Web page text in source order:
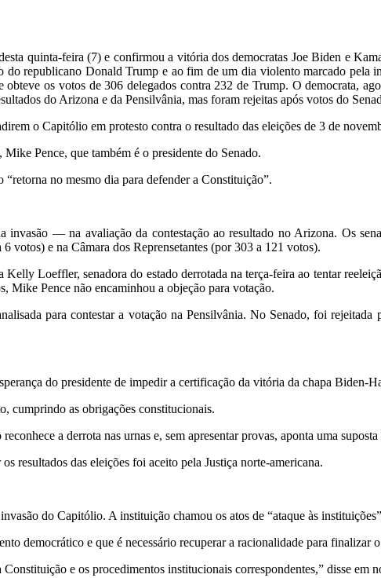
quinta-feira (7) e confirmou a vitória dos democratas Joe Biden e
do republicano Donald Trump e ao fim de um dia violento marcado pela
os votos de 306 delegados contra 232 de Trump. O democrata,
do Arizona e da Pensilvânia, mas foram rejeitas após votos do
o Capitólio em protesto contra o resultado das eleições de 3 de
Pence, que também é o presidente do Senado.
no mesmo dia para defender a Constituição”.
— na avaliação da contestação ao resultado no Arizona. Os
votos) e na Câmara dos Reprensetantes (por 303 a 121 votos).
Loeffler, senadora do estado derrotada na terça-feira ao tentar
Mike Pence não encaminhou a objeção para votação.
para contestar a votação na Pensilvânia. No Senado, foi
do presidente de impedir a certificação da vitória da chapa Biden-
cumprindo as obrigações constitucionais.
a derrota nas urnas e, sem apresentar provas, aponta uma
resultados das eleições foi aceito pela Justiça norte-americana.
do Capitólio. A instituição chamou os atos de “ataque às
democrático e que é necessário recuperar a racionalidade para finalizar
e os procedimentos institucionais correspondentes,” disse em